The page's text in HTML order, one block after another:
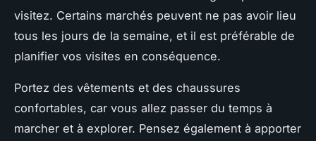
visitez. Certains marchés peuvent ne pas avoir lieu
tous les jours de la semaine, et il est préférable de
planifier vos visites en conséquence.
Portez des vêtements et des chaussures
confortables, car vous allez passer du temps à
marcher et à explorer. Pensez également à apporter